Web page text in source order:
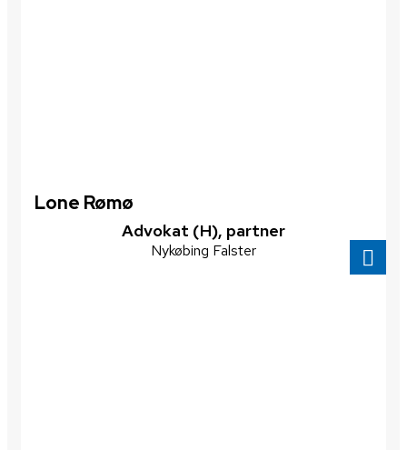
Lone Rømø
Advokat (H), partner
Nykøbing Falster